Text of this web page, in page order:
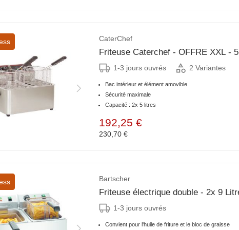
CaterChef
Friteuse Caterchef - OFFRE XXL -
1-3 jours ouvrés 2 Variantes
Bac intérieur et élément amovible
Sécurité maximale
Capacité : 2x 5 litres
192,25 €
230,70 €
Bartscher
Friteuse électrique double - 2x 9
1-3 jours ouvrés
Convient pour l'huile de friture et le bloc de graisse